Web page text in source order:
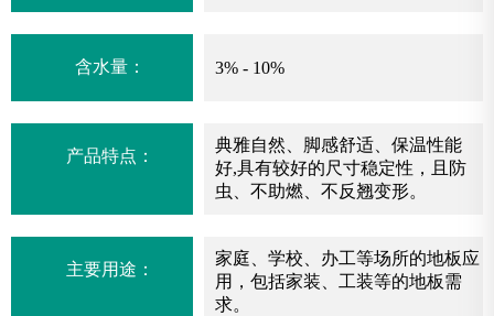
含水量： 3% - 10%
产品特点：
典雅自然、脚感舒适、保温性能
好,具有较好的尺寸稳定性，且防
虫、不助燃、不反翘变形。
主要用途：
家庭、学校、办工等场所的地板应
用，包括家装、工装等的地板需
求。